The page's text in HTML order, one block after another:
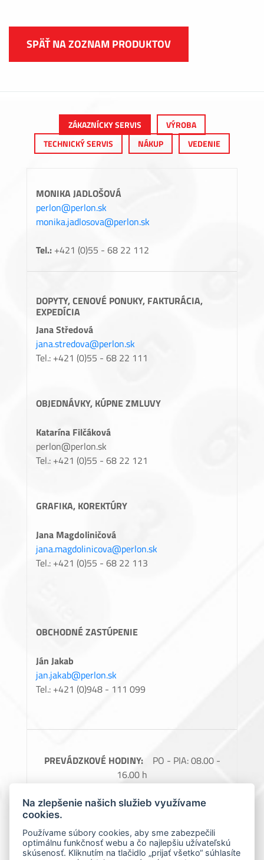
SPÄŤ NA ZOZNAM PRODUKTOV
ZÁKAZNÍCKY SERVIS
VÝROBA
TECHNICKÝ SERVIS
NÁKUP VEDENIE
MONIKA JADLOŠOVÁ
perlon@perlon.sk
monika.jadlosova@perlon.sk
Tel.: +421 (0)55 - 68 22 112
DOPYTY, CENOVÉ PONUKY, FAKTURÁCIA,
EXPEDÍCIA
Jana Středová
jana.stredova@perlon.sk
Tel.: +421 (0)55 - 68 22 111
OBJEDNÁVKY, KÚPNE ZMLUVY
Katarína Filčáková
perlon@perlon.sk
Tel.: +421 (0)55 - 68 22 121
GRAFIKA, KOREKTÚRY
Jana Magdoliničová
jana.magdolinicova@perlon.sk
Tel.: +421 (0)55 - 68 22 113
OBCHODNÉ ZASTÚPENIE
Ján Jakab
jan.jakab@perlon.sk
Tel.: +421 (0)948 - 111 099
PREVÁDZKOVÉ HODINY:
PO - PIA: 08.00 -
16.00 h
FAKTURAČNÉ ÚDAJE:Perlon, spol. s.r.o.,
Barčianska 66, 040 17 Košice, IČO: 31728685,
IČ DPH: SK2020488976
Spoločnosť zapísaná v obchodnom registri
Na zlepšenie našich služieb využívame
cookies.
Používame súbory cookies, aby sme zabezpečili
optimálnu funkčnosť webu a čo najlepšiu užívateľskú
skúsenosť. Kliknutím na tlačidlo „prijať všetko“ súhlasíte